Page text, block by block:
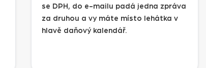
se DPH, do e-mailu padá jedna zpráva
za druhou a vy máte místo lehátka v
hlavě daňový kalendář.